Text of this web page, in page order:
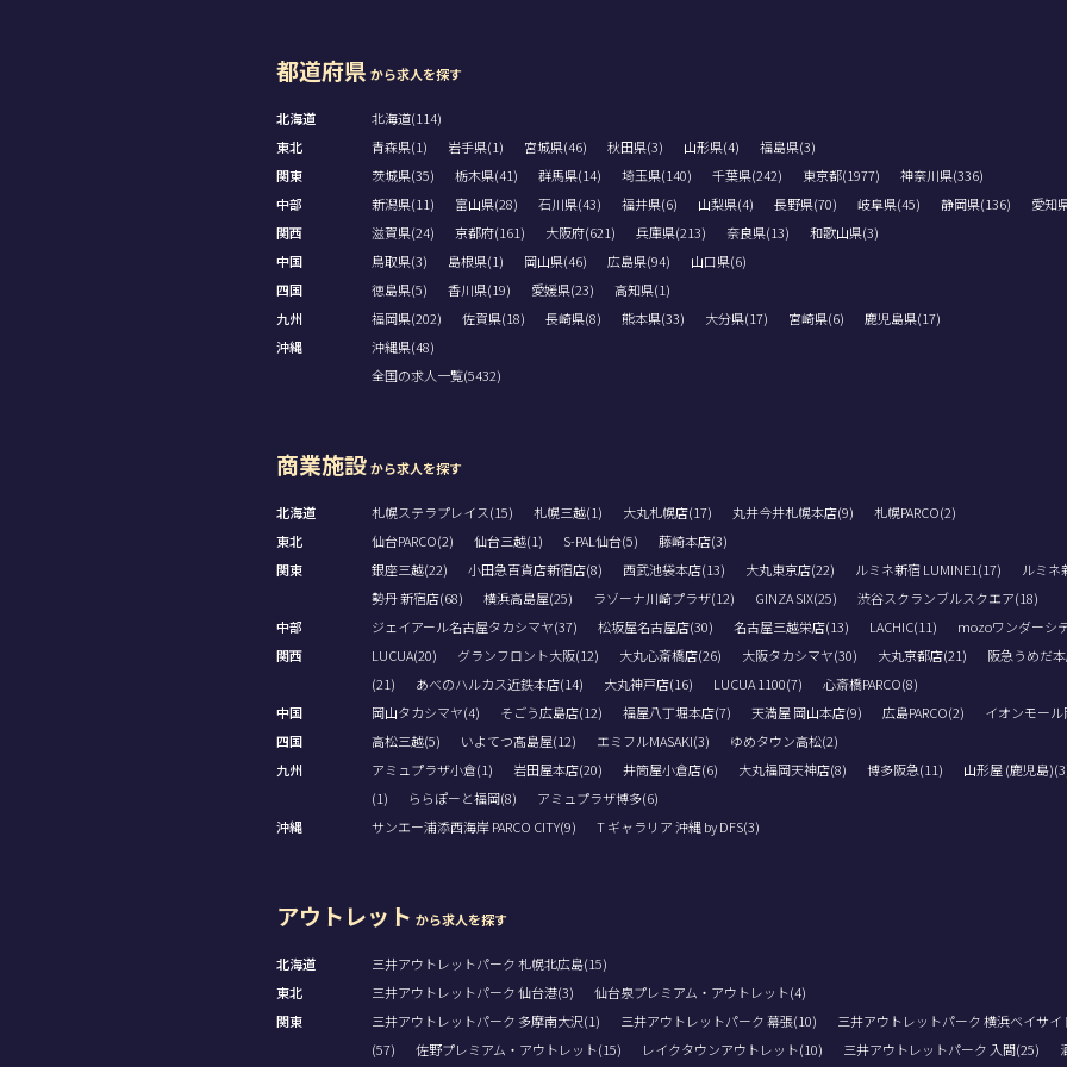
都道府県 から求人を探す
北海道
北海道(114)
東北
青森県(1) 岩手県(1) 宮城県(46) 秋田県(3) 山形県(4)
福島県(3)
関東
茨城県(35) 栃木県(41) 群馬県(14) 埼玉県(140) 千葉県(242) 東京都(1977)
神奈川県(336)
中部
新潟県(11) 富山県(28) 石川県(43) 福井県(6) 山梨県(4) 長野県(70) 岐阜県(45) 静岡県(136) 愛知
関西
滋賀県(24) 京都府(161) 大阪府(621) 兵庫県(213) 奈良県(13)
和歌山県(3)
中国
鳥取県(3) 島根県(1) 岡山県(46) 広島県(94)
山口県(6)
四国
徳島県(5) 香川県(19) 愛媛県(23)
高知県(1)
九州
福岡県(202) 佐賀県(18) 長崎県(8) 熊本県(33) 大分県(17) 宮崎県(6)
鹿児島県(17)
沖縄
沖縄県(48)
全国の求人一覧(5432)
商業施設から求人を探す
北海道 札幌ステラプレイス(15) 札幌三越(1) 大丸札幌店(17) 丸井今井札幌本店(9)
札幌PARCO(2)
東北
仙台PARCO(2) 仙台三越(1) S-PAL仙台(5)
藤崎本店(3)
関東
銀座三越(22) 小田急百貨店新宿店(8) 西武池袋本店(13) 大丸東京店(22) ルミネ新宿 LUMINE1(17) ルミネ
勢丹 新宿店(68)
横浜高島屋(25) ラゾーナ川崎プラザ(12) GINZA SIX(25)
渋谷スクランブルスクエア(18)
中部
ジェイアール名古屋タカシマヤ(37) 松坂屋名古屋店(30) 名古屋三越栄店(13) LACHIC(11) mozoワンダーシ
関西
LUCUA(20) グランフロント大阪(12) 大丸心斎橋店(26) 大阪タカシマヤ(30) 大丸京都店(21) 阪急うめだ
(21)
あべのハルカス近鉄本店(14) 大丸神戸店(16) LUCUA 1100(7)
心斎橋PARCO(8)
中国
岡山タカシマヤ(4) そごう広島店(12) 福屋八丁堀本店(7) 天満屋 岡山本店(9) 広島PARCO(2) イオンモー
四国
高松三越(5) いよてつ髙島屋(12) エミフルMASAKI(3)
ゆめタウン高松(2)
九州
アミュプラザ小倉(1) 岩田屋本店(20) 井筒屋小倉店(6) 大丸福岡天神店(8) 博多阪急(11) 山形屋 (鹿児島
(1)
ららぽーと福岡(8)
アミュプラザ博多(6)
沖縄
サンエー浦添西海岸 PARCO CITY(9) T ギャラリア 沖縄 by DFS(3)
アウトレット から求人を探す
北海道
三井アウトレットパーク 札幌北広島(15)
東北
三井アウトレットパーク 仙台港(3)
仙台泉プレミアム・アウトレット(4)
関東
三井アウトレットパーク 多摩南大沢(1) 三井アウトレットパーク 幕張(10) 三井アウトレットパーク 横浜ベイサイ
(57)
佐野プレミアム・アウトレット(15) レイクタウンアウトレット(10) 三井アウトレットパーク 入間(25)